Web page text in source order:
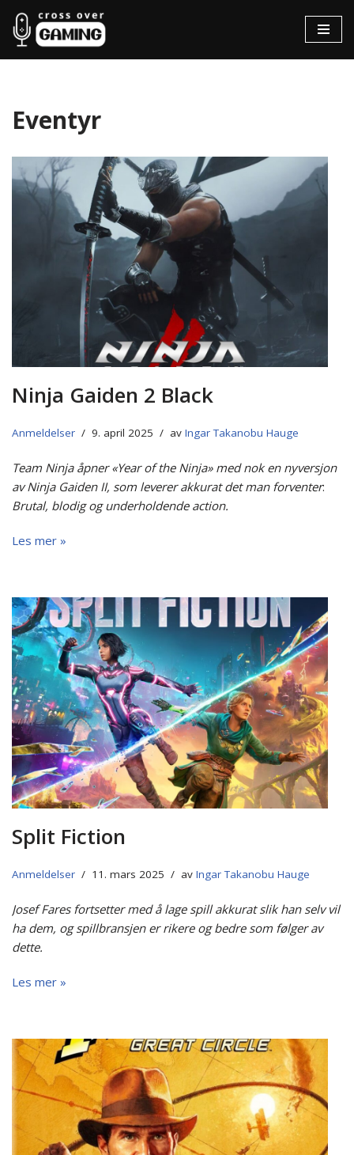
Hopp
til
Eventyr
Ninja Gaiden 2 Black
Anmeldelser 9. april 2025 av Ingar Takanobu Hauge
Team Ninja åpner «Year of the Ninja» med nok en nyversjon
av Ninja Gaiden II, som leverer akkurat det man forventer:
Brutal, blodig og underholdende action.
Les mer »
Split Fiction
Anmeldelser 11. mars 2025 av Ingar Takanobu Hauge
Josef Fares fortsetter med å lage spill akkurat slik han selv vil
ha dem, og spillbransjen er rikere og bedre som følger av
dette.
Les mer »